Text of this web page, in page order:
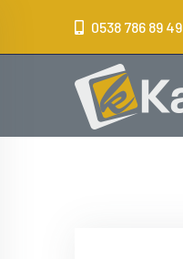
0538 786 89 49